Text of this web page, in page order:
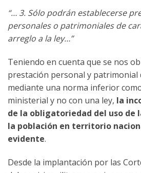
“… 3. Sólo podrán establecerse
personales o patrimoniales de
arreglo a la ley…”
Teniendo en cuenta que se nos
prestación personal y patrimonial
mediante una norma inferior
ministerial y no con una ley, la
de la obligatoriedad del uso de
la población en territorio
evidente.
Desde la implantación por las